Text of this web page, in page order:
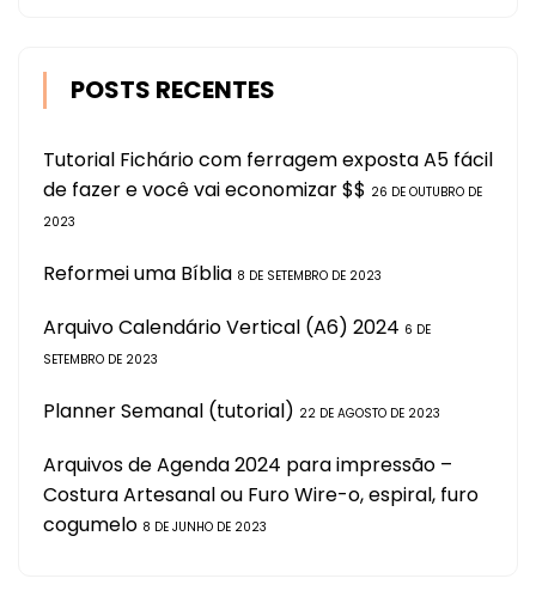
POSTS RECENTES
Tutorial Fichário com ferragem exposta A5 fácil
de fazer e você vai economizar $$ 26 DE OUTUBRO DE
2023
Reformei uma Bíblia 8 DE SETEMBRO DE 2023
Arquivo Calendário Vertical (A6) 2024 6 DE
SETEMBRO DE 2023
Planner Semanal (tutorial) 22 DE AGOSTO DE 2023
Arquivos de Agenda 2024 para impressão –
Costura Artesanal ou Furo Wire-o, espiral, furo
cogumelo 8 DE JUNHO DE 2023